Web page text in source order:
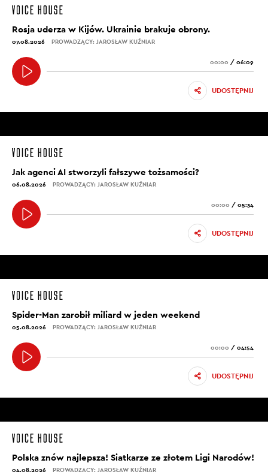
Rosja uderza w Kijów. Ukrainie brakuje obrony.
07.08.2026 PROWADZĄCY: JAROSŁAW KUŹNIAR
00:00 / 06:09
UDOSTĘPNIJ
Jak agenci AI stworzyli fałszywe tożsamości?
06.08.2026 PROWADZĄCY: JAROSŁAW KUŹNIAR
00:00 / 05:34
UDOSTĘPNIJ
Spider-Man zarobił miliard w jeden weekend
05.08.2026 PROWADZĄCY: JAROSŁAW KUŹNIAR
00:00 / 04:54
UDOSTĘPNIJ
Polska znów najlepsza! Siatkarze ze złotem Ligi Narodów!
04.08.2026 PROWADZĄCY: JAROSŁAW KUŹNIAR